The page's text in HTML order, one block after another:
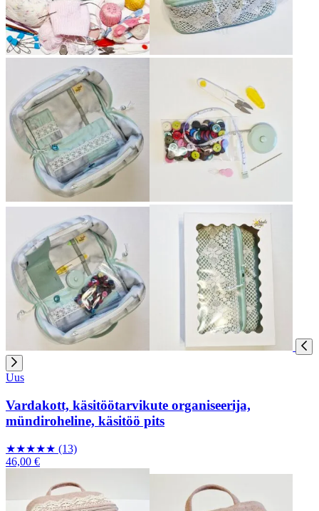
Uus
Vardakott, käsitöötarvikute organiseerija,
mündiroheline, käsitöö pits
★★★★★ (13)
46,00 €